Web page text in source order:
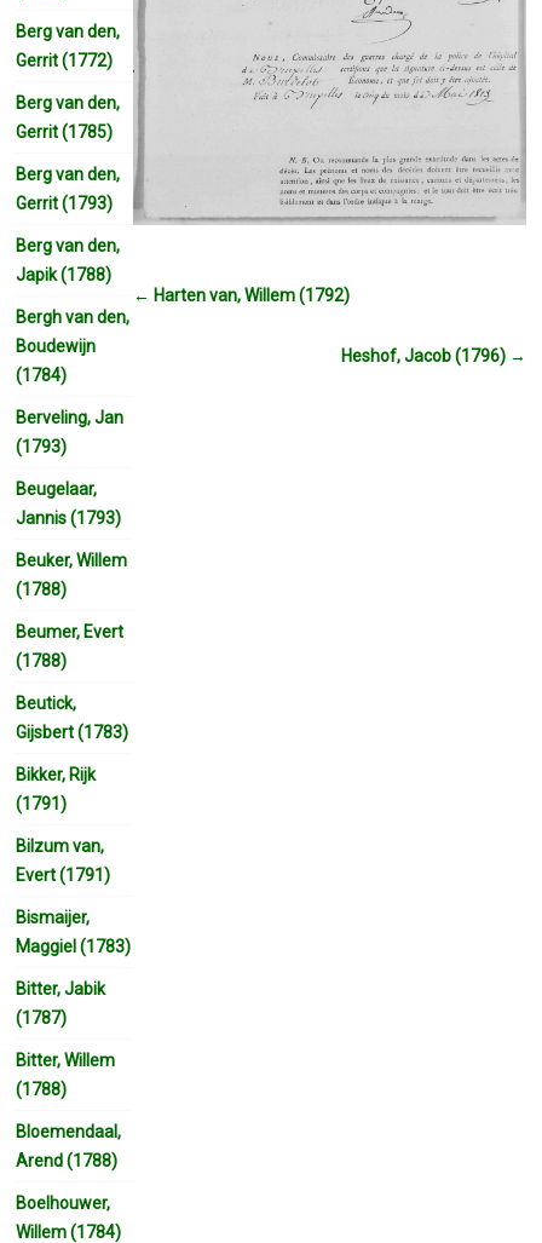
← Harten van, Willem (1792)
Heshof, Jacob (1796) →
Berg van den,
Gerrit (1772)
Berg van den,
Gerrit (1785)
Berg van den,
Gerrit (1793)
Berg van den,
Japik (1788)
Bergh van den,
Boudewijn
(1784)
Berveling, Jan
(1793)
Beugelaar,
Jannis (1793)
Beuker, Willem
(1788)
Beumer, Evert
(1788)
Beutick,
Gijsbert (1783)
Bikker, Rijk
(1791)
Bilzum van,
Evert (1791)
Bismaijer,
Maggiel (1783)
Bitter, Jabik
(1787)
Bitter, Willem
(1788)
Bloemendaal,
Arend (1788)
Boelhouwer,
Willem (1784)